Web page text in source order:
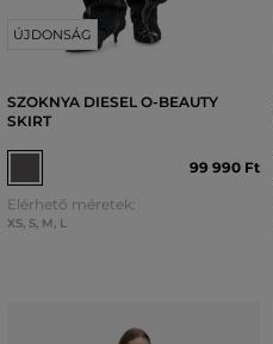
ÚJDONSÁG
SZOKNYA DIESEL O-BEAUTY
SKIRT
99 990 Ft
Elérhető méretek:
XS, S, M, L